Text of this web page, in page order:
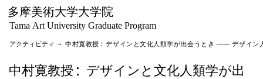
多摩美術大学大学院
Tama Art University Graduate Program
アクティビティ → 中村寛教授：デザインと文化人類学が出会うとき ―― デザイン人類学の潮流
中村寛教授：デザインと文化人類学が出